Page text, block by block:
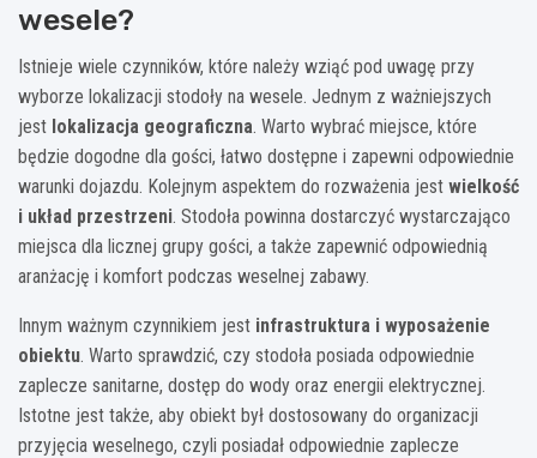
wesele?
Istnieje wiele czynników, które należy wziąć pod uwagę przy
wyborze lokalizacji stodoły na wesele. Jednym z ważniejszych
jest lokalizacja geograficzna. Warto wybrać miejsce, które
będzie dogodne dla gości, łatwo dostępne i zapewni odpowiednie
warunki dojazdu. Kolejnym aspektem do rozważenia jest wielkość
i układ przestrzeni. Stodoła powinna dostarczyć wystarczająco
miejsca dla licznej grupy gości, a także zapewnić odpowiednią
aranżację i komfort podczas weselnej zabawy.
Innym ważnym czynnikiem jest infrastruktura i wyposażenie
obiektu. Warto sprawdzić, czy stodoła posiada odpowiednie
zaplecze sanitarne, dostęp do wody oraz energii elektrycznej.
Istotne jest także, aby obiekt był dostosowany do organizacji
przyjęcia weselnego, czyli posiadał odpowiednie zaplecze